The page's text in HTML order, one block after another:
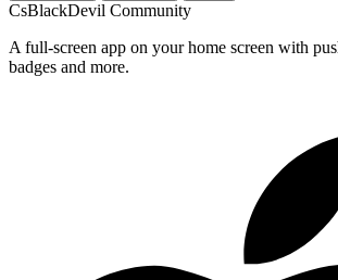
CsBlackDevil Community
A full-screen app on your home screen with
badges and more.